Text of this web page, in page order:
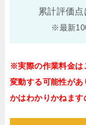
累計評価点
※最新
※実際の作業料金は
変動する可能性があ
かはわかりかねます